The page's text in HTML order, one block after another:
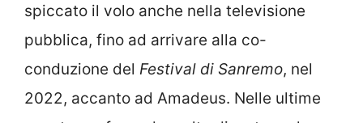
spiccato il volo anche nella televisione
pubblica, fino ad arrivare alla co-
conduzione del Festival di Sanremo, nel
2022, accanto ad Amadeus. Nelle ultime